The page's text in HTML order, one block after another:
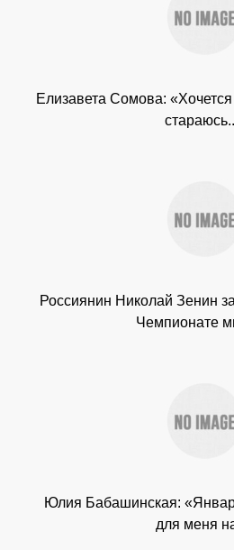
Елизавета Сомова:
Россиянин Николай Зенин
Чемпионате
Юлия Бабашинская:
для меня